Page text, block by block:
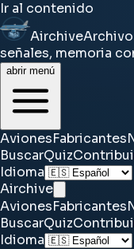
Ir al contenido
Airchive
señales, memoria
abrir menú
AvionesFabricantes
BuscarQuiz
Idioma
Airchive
AvionesFabricantes
BuscarQuiz
Idioma